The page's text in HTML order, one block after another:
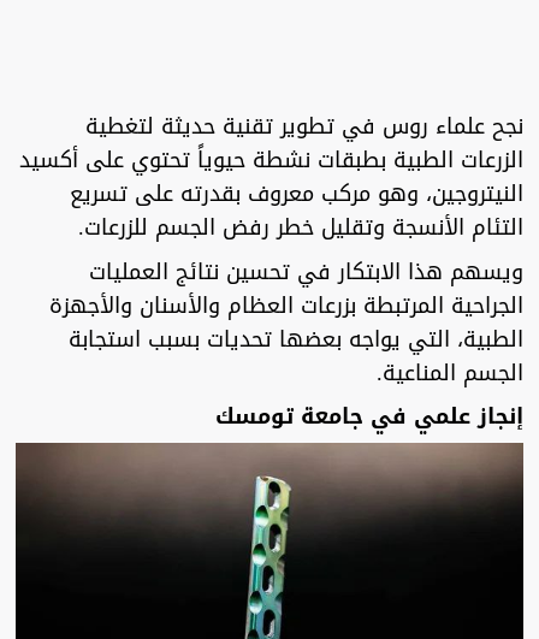
نجح علماء روس في تطوير تقنية حديثة لتغطية
الزرعات الطبية بطبقات نشطة حيوياً تحتوي على أكسيد
النيتروجين، وهو مركب معروف بقدرته على تسريع
التئام الأنسجة وتقليل خطر رفض الجسم للزرعات.
ويسهم هذا الابتكار في تحسين نتائج العمليات
الجراحية المرتبطة بزرعات العظام والأسنان والأجهزة
الطبية، التي يواجه بعضها تحديات بسبب استجابة
الجسم المناعية.
إنجاز علمي في جامعة تومسك